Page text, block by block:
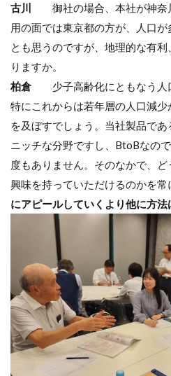
古川
御社の場合、本社が神奈
用の面では東京都の方が、人口
とも思うのですが、地理的な有
りますか。
柏倉少子高齢化にともなう人口
特にこれからは若年層の人口減
を及ぼすでしょう。当社製品で
ニッチな分野ですし、BtoBなの
度もありません。そのなかで、
興味を持っていただけるのかを常
にアピールしていくより他に方法